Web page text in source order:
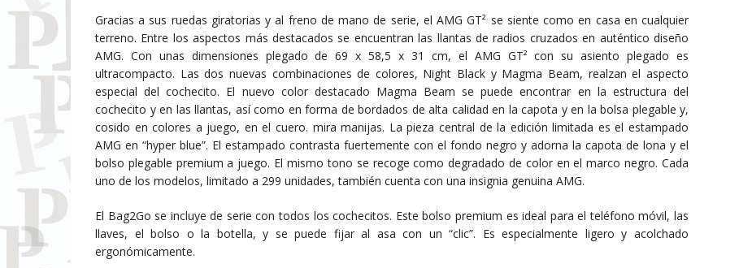
Gracias a sus ruedas giratorias y al freno de mano de serie, el AMG GT² se siente como en casa en cualquier
terreno. Entre los aspectos más destacados se encuentran las llantas de radios cruzados en auténtico diseño
AMG. Con unas dimensiones plegado de 69 x 58,5 x 31 cm, el AMG GT² con su asiento plegado es
ultracompacto. Las dos nuevas combinaciones de colores, Night Black y Magma Beam, realzan el aspecto
especial del cochecito. El nuevo color destacado Magma Beam se puede encontrar en la estructura del
cochecito y en las llantas, así como en forma de bordados de alta calidad en la capota y en la bolsa plegable y,
cosido en colores a juego, en el cuero. mira manijas. La pieza central de la edición limitada es el estampado
AMG en “hyper blue”. El estampado contrasta fuertemente con el fondo negro y adorna la capota de lona y el
bolso plegable premium a juego. El mismo tono se recoge como degradado de color en el marco negro. Cada
uno de los modelos, limitado a 299 unidades, también cuenta con una insignia genuina AMG.
El Bag2Go se incluye de serie con todos los cochecitos. Este bolso premium es ideal para el teléfono móvil, las
llaves, el bolso o la botella, y se puede fijar al asa con un “clic”. Es especialmente ligero y acolchado
ergonómicamente.